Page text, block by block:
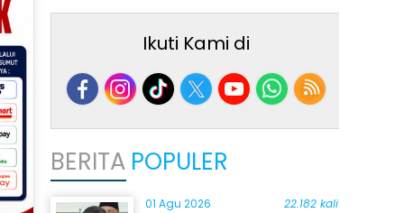
Ikuti Kami di
BERITA POPULER
01 Agu 2026 22.182 kali